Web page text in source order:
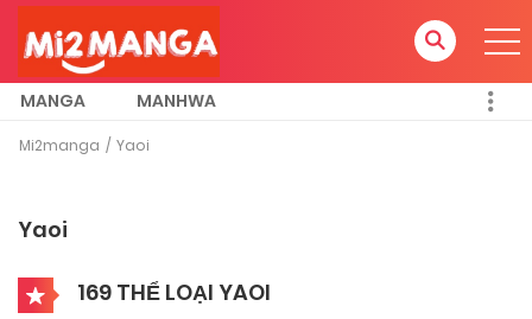
MANGA MANHWA
Mi2manga Yaoi
Yaoi
169 THỂ LOẠI YAOI